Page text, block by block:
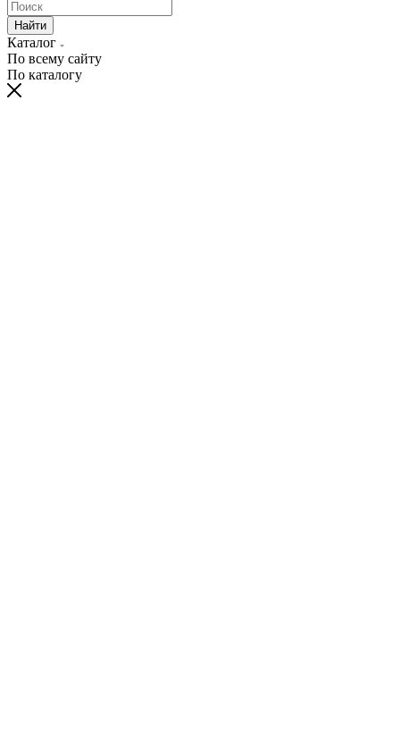
Найти
Каталог
По всему сайту
По каталогу